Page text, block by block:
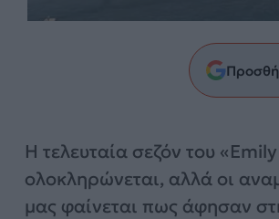
Η τελευταία σεζόν του
ολοκληρώνεται, αλλά οι
μας φαίνεται πως άφησαν